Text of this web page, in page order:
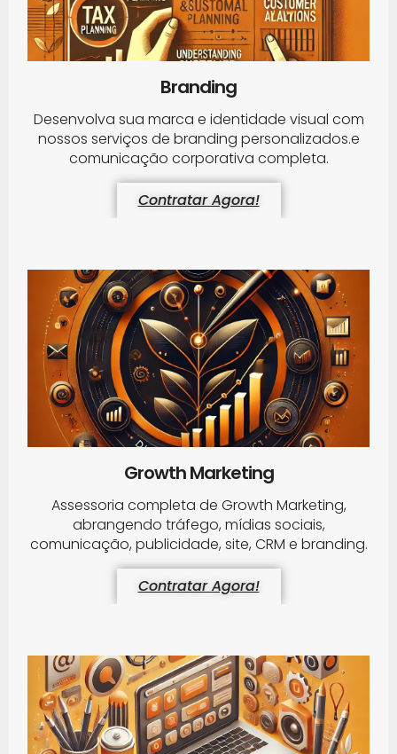
Branding
Desenvolva sua marca e identidade visual com
nossos serviços de branding personalizados.e
comunicação corporativa completa.
Contratar Agora!
Growth Marketing
Assessoria completa de Growth Marketing,
abrangendo tráfego, mídias sociais,
comunicação, publicidade, site, CRM e branding.
Contratar Agora!